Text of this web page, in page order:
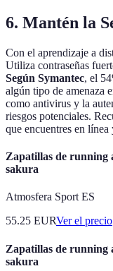
6. Mantén la
Con el aprendizaje a
Utiliza contraseñas
Según Symantec, el
algún tipo de amenaza
como antivirus y la
riesgos potenciales.
que encuentres en
Zapatillas de running
sakura
Atmosfera Sport ES
55.25 EURVer el precio
Zapatillas de running
sakura